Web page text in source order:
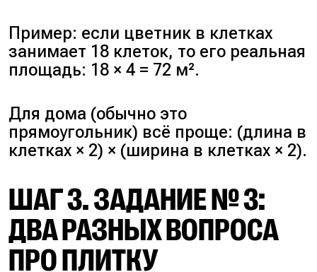
Пример: если цветник в клетках
занимает 18 клеток, то его реальная
площадь: 18 × 4 = 72 м².
Для дома (обычно это
прямоугольник) всё проще: (длина в
клетках × 2) × (ширина в клетках × 2).
ШАГ 3. ЗАДАНИЕ № 3:
ДВА РАЗНЫХ ВОПРОСА
ПРО ПЛИТКУ